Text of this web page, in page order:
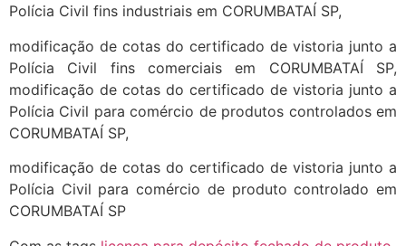
Polícia Civil fins industriais em CORUMBATAÍ SP,
modificação de cotas do certificado de vistoria junto a
Polícia Civil fins comerciais em CORUMBATAÍ SP,
modificação de cotas do certificado de vistoria junto a
Polícia Civil para comércio de produtos controlados em
CORUMBATAÍ SP,
modificação de cotas do certificado de vistoria junto a
Polícia Civil para comércio de produto controlado em
CORUMBATAÍ SP